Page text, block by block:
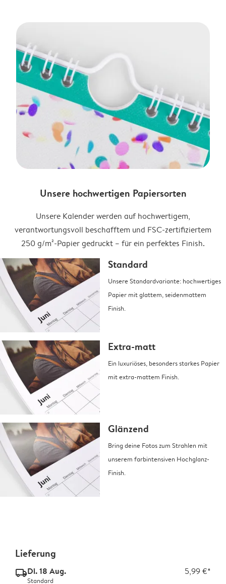
Unsere hochwertigen Papiersorten
Unsere Kalender werden auf hochwertigem,
verantwortungsvoll beschafftem und FSC-zertifiziertem
250 g/m²-Papier gedruckt – für ein perfektes Finish.
Standard
Unsere Standardvariante: hochwertiges
Papier mit glattem, seidenmattem
Finish.
Extra-matt
Ein luxuriöses, besonders starkes Papier
mit extra-mattem Finish.
Glänzend
Bring deine Fotos zum Strahlen mit
unserem farbintensiven Hochglanz-
Finish.
Lieferung
delivery_standard_v2Di. 18 Aug. 5,99 €*
Standard